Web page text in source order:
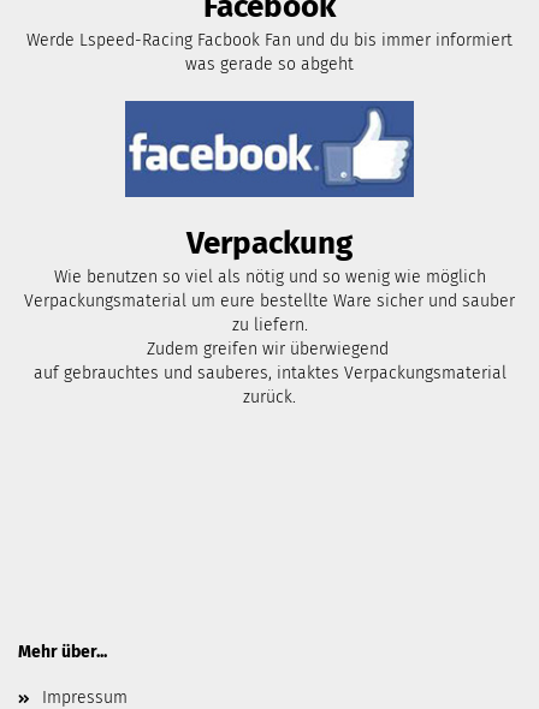
Werde Lspeed-Racing Facbook Fan und du bis immer informiert
was gerade so abgeht
Verpackung
Wie benutzen so viel als nötig und so wenig wie möglich
Verpackungsmaterial um eure bestellte Ware sicher und sauber
zu liefern.
Zudem greifen wir überwiegend
auf gebrauchtes und sauberes, intaktes Verpackungsmaterial
zurück.
Mehr über...
Impressum